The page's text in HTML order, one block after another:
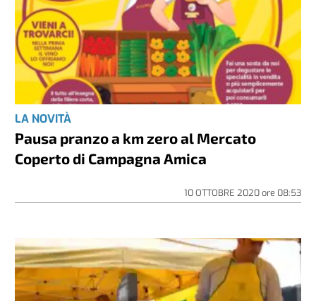
LA NOVITÀ
Pausa pranzo a km zero al Mercato
Coperto di Campagna Amica
10 OTTOBRE 2020ore 08:53